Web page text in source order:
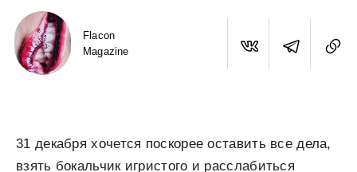
Flacon
Magazine
31 декабря хочется поскорее оставить все дела,
взять бокальчик игристого и расслабиться